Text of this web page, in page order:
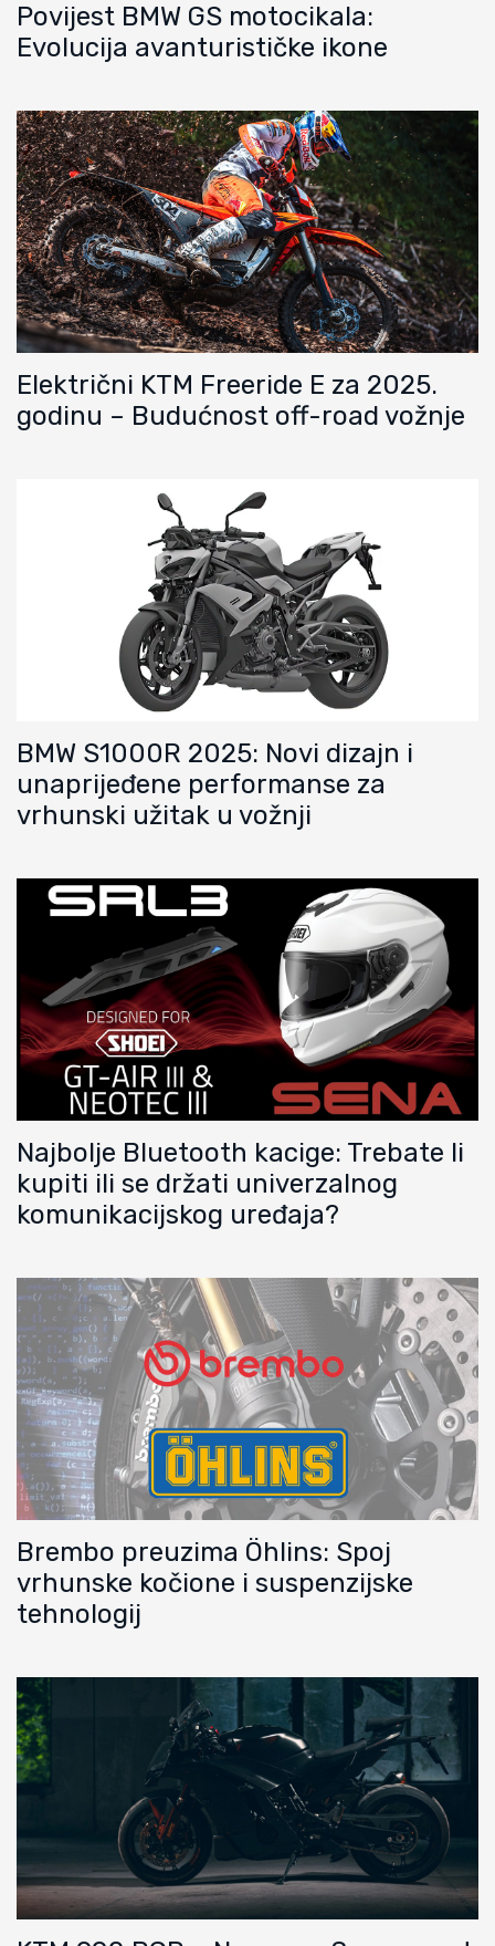
Povijest BMW GS motocikala:
Evolucija avanturističke ikone
Električni KTM Freeride E za 2025.
godinu – Budućnost off-road vožnje
BMW S1000R 2025: Novi dizajn i
unaprijeđene performanse za
vrhunski užitak u vožnji
Najbolje Bluetooth kacige: Trebate li
kupiti ili se držati univerzalnog
komunikacijskog uređaja?
Brembo preuzima Öhlins: Spoj
vrhunske kočione i suspenzijske
tehnologij